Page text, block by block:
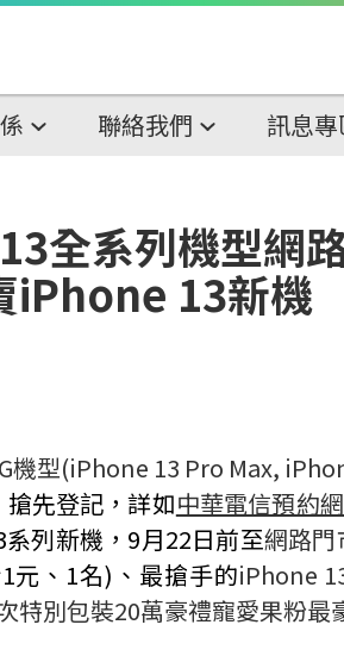
聯絡我們 訊息專
全系列機型網
iPhone 13新機
機型(iPhone 13 Pro Max,
搶先登記，詳如中華電信預約
系列新機， 9月22日前至網路門
1元、 1名) 、最搶手的iPhone
特別包裝20萬豪禮寵愛果粉最